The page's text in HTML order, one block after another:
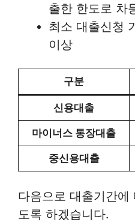
출한 한도로 차
최소 대출신청
이상
구분
신용대출
마이너스 통장대출
중신용대출
다음으로 대출기간에
도록 하겠습니다.